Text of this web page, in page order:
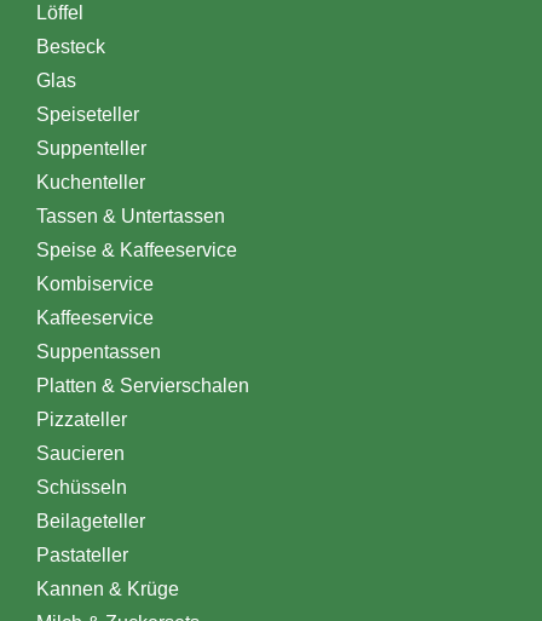
Löffel
Besteck
Glas
Speiseteller
Suppenteller
Kuchenteller
Tassen & Untertassen
Speise & Kaffeeservice
Kombiservice
Kaffeeservice
Suppentassen
Platten & Servierschalen
Pizzateller
Saucieren
Schüsseln
Beilageteller
Pastateller
Kannen & Krüge